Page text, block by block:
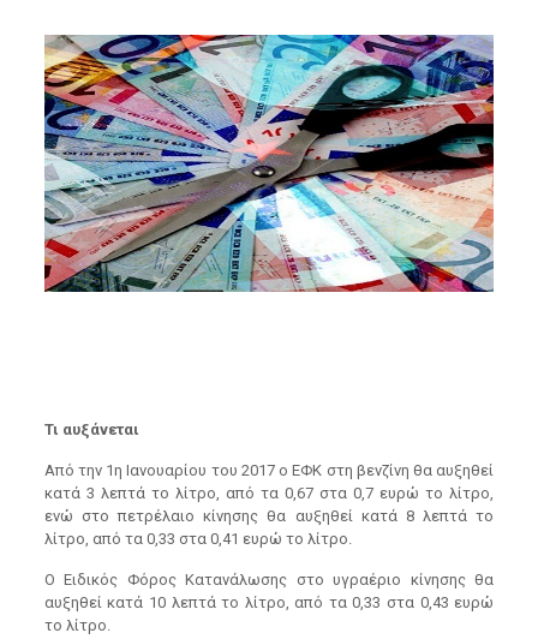
Τι αυξάνεται
Από την 1η Ιανουαρίου του 2017 ο ΕΦΚ στη βενζίνη θα αυξηθεί
κατά 3 λεπτά το λίτρο, από τα 0,67 στα 0,7 ευρώ το λίτρο,
ενώ στο πετρέλαιο κίνησης θα αυξηθεί κατά 8 λεπτά το
λίτρο, από τα 0,33 στα 0,41 ευρώ το λίτρο.
Ο Ειδικός Φόρος Κατανάλωσης στο υγραέριο κίνησης θα
αυξηθεί κατά 10 λεπτά το λίτρο, από τα 0,33 στα 0,43 ευρώ
το λίτρο.